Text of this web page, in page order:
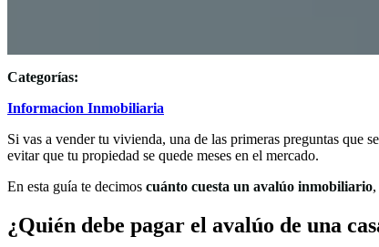
Categorías:
Informacion Inmobiliaria
Si vas a vender tu vivienda, una de las primeras preguntas que
evitar que tu propiedad se quede meses en el mercado.
En esta guía te decimos cuánto cuesta un avalúo inmobiliario
¿Quién debe pagar el avalúo de una